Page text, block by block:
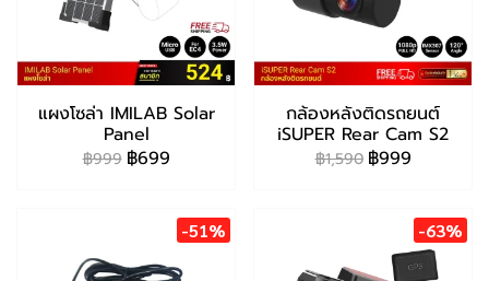
แผงโซล่า IMILAB Solar
Panel
฿999 ฿699
กล้องหลังติดรถยนต์
iSUPER Rear Cam S2
฿1,590 ฿999
-51% -63%